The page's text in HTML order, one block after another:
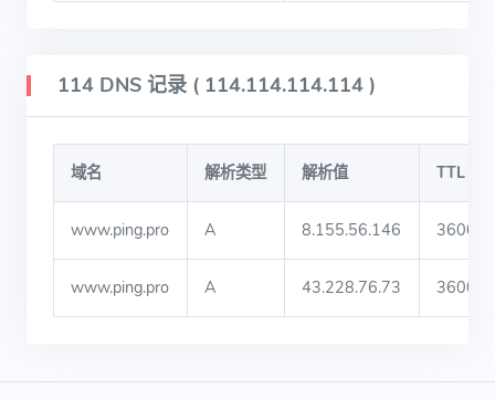
114 DNS 记录 ( 114.114.114.114 )
域名 解析类型 解析值 TTL
www.ping.pro A 8.155.56.146 3600
www.ping.pro A 43.228.76.73 3600